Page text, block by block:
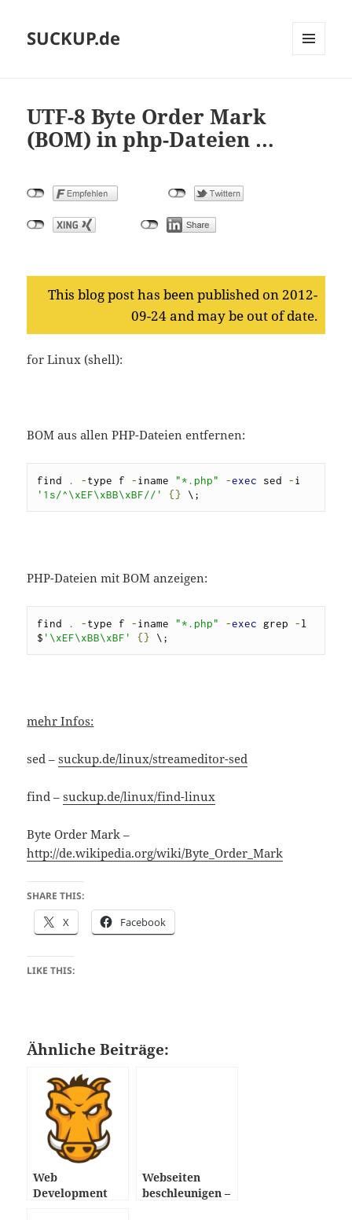
SUCKUP.de
UTF-8 Byte Order Mark
(BOM) in php-Dateien …
This blog post has been published on 2012-
09-24 and may be out of date.
for Linux (shell):
BOM aus allen PHP-Dateien entfernen:
find . -type f -iname "*.php" -exec sed -
'1s/^\xEF\xBB\xBF//'
{} \;
PHP-Dateien mit BOM anzeigen:
find . -type f -iname "*.php" -exec grep -l
$ '\xEF\xBB\xBF' {} \;
mehr Infos:
sed –suckup.de/linux/streameditor-sed
find –suckup.de/linux/find-linux
Byte Order Mark –
http://de.wikipedia.org/wiki/Byte_Order_Mark
SHARE THIS:
X Facebook
LIKE THIS:
Ähnliche Beiträge:
Web
Development
Webseiten
beschleunigen –